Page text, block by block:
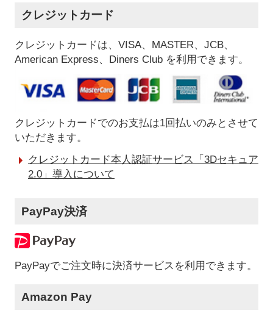
クレジットカード
クレジットカードは、VISA、MASTER、JCB、
American Express、Diners Club を利用できます。
クレジットカードでのお支払は1回払いのみとさせて
いただきます。
クレジットカード本人認証サービス「3Dセキュア
2.0」導入について
PayPay決済
PayPayでご注文時に決済サービスを利用できます。
Amazon Pay